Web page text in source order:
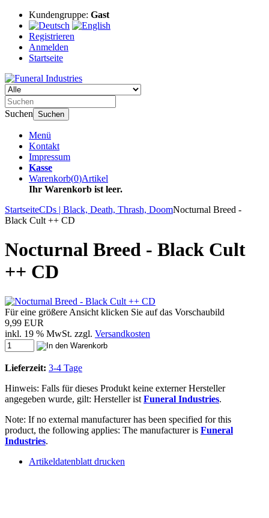
Kundengruppe: Gast
Registrieren
Anmelden
Startseite
Suchen Suchen
Menü
Kontakt
Impressum
Kasse
Warenkorb(0)Artikel
Ihr Warenkorb ist leer.
StartseiteCDs | Black, Death, Thrash, DoomNocturnal Breed -
Black Cult ++ CD
Nocturnal Breed - Black Cult
++ CD
Für eine größere Ansicht klicken Sie auf das Vorschaubild
9,99 EUR
inkl. 19 % MwSt. zzgl. Versandkosten
Lieferzeit: 3-4 Tage
Hinweis: Falls für dieses Produkt keine externer Hersteller
angegeben wurde, gilt: Hersteller ist Funeral Industries.
Note: If no external manufacturer has been specified for this
product, the following applies: The manufacturer is Funeral
Industries.
Artikeldatenblatt drucken